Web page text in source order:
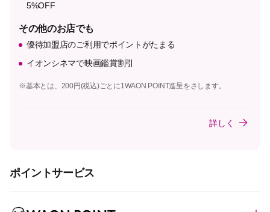
5%OFF
その他のお店でも
優待加盟店のご利用でポイントがたまる
イオンシネマで映画鑑賞割引
※基本とは、200円(税込)ごとに1WAON POINT進呈をさします。
詳しく
ポイントサービス